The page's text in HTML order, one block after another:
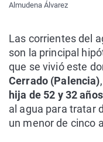
Almudena Álvarez
Las corrientes del
son la principal
que se vivió este
Cerrado (Palencia)
hija de 52 y 32 años
al agua para tratar
un menor de cinco